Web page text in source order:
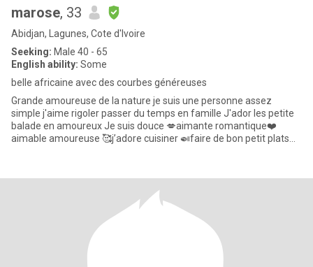
marose, 33
Abidjan, Lagunes, Cote d'Ivoire
Seeking: Male 40 - 65
English ability: Some
belle africaine avec des courbes généreuses
Grande amoureuse de la nature je suis une personne assez
simple j'aime rigoler passer du temps en famille J'ador les petite
balade en amoureux Je suis douce 💋aimante romantique❤️
aimable amoureuse 🥰j’adore cuisiner 🍛faire de bon petit plats